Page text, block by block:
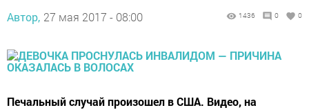
Автор, 27 мая 2017 - 08:00 1436 0 0
Печальный случай произошел в США. Видео, на